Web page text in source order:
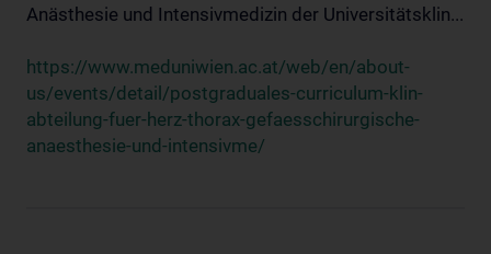
Anästhesie und Intensivmedizin der Universitätsklin...
https://www.meduniwien.ac.at/web/en/about-
us/events/detail/postgraduales-curriculum-klin-
abteilung-fuer-herz-thorax-gefaesschirurgische-
anaesthesie-und-intensivme/